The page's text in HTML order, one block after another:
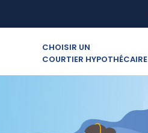
CHOISIR UN
COURTIER HYPOTHÉCAIRE